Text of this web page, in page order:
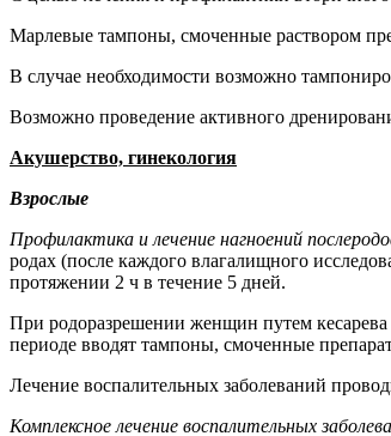
Марлевые тампоны, смоченные раствором
В случае необходимости возможно
Возможно проведение активного
Акушерство, гинекология
Взрослые
Профилактика и лечение нагноений
родах (после каждого влагалищного
протяжении 2 ч в течение 5 дней.
При родоразрешении женщин путем кесарева
периоде вводят тампоны, смоченные
Лечение воспалительных заболеваний
Комплексное лечение воспалительных